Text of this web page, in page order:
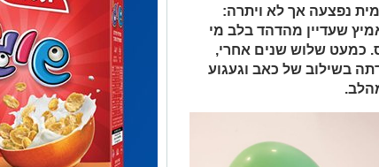
נפצעה אך לא ויתרה:
שעדיין מהדהד בלב מי
כמעט שלוש שנים אחרי,
בשילוב של כאב וגעגוע